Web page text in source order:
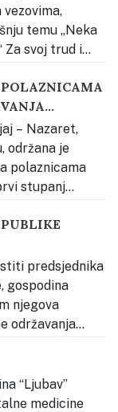
temu „Neka
Za svoj trud i
izloga
…
– Nazaret,
održana je
polaznicama
stupanj
Pastira.
djece,
Radičević,
predsjednika
gospodina
njegova
održavanja
– dječji rad
znak
Slavoniji…
“Ljubav”
medicine